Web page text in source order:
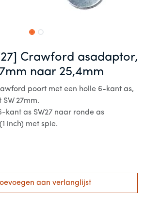
Crawford asadaptor,
naar 25,4mm
poort met een holle 6-kant as,
27mm.
kant as SW27 naar ronde as
inch) met spie.
aan verlanglijst